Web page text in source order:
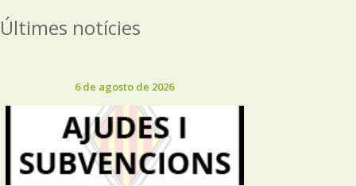
Últimes notícies
6 de agosto de 2026